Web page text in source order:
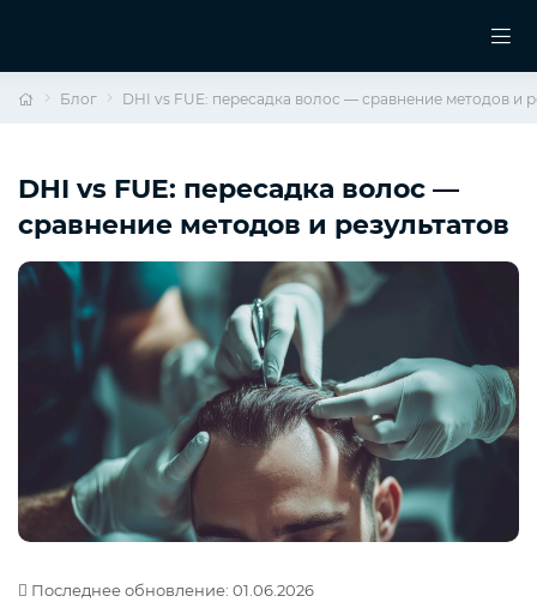
Блог DHI vs FUE: пересадка волос — сравнение методов и
DHI vs FUE: пересадка волос —
сравнение методов и результатов
Последнее обновление: 01.06.2026